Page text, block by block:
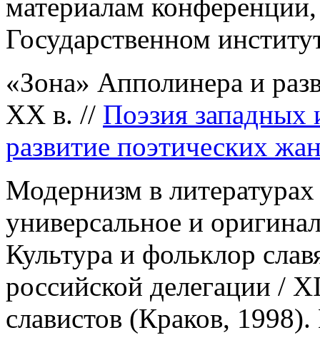
материалам
Государственном
«Зона» Апполинера и
ХХ в. // Поэзия
развитие поэтических
Модернизм в
универсальное и
Культура и фольклор
российской делегации /
славистов (Краков,